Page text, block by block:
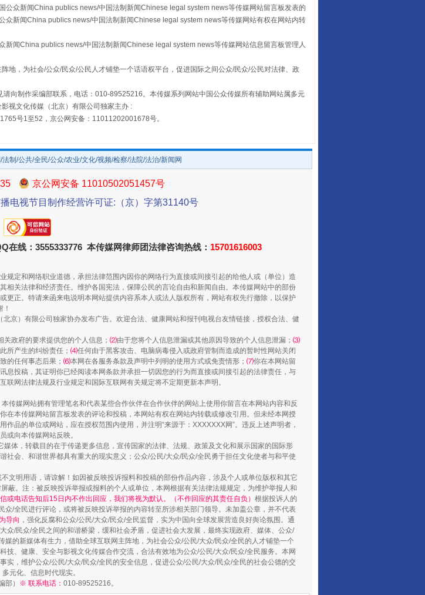
查同治破解风腐交织难题 养老服务师职业资格制度暂行规定
一颗心始终滚烫 还老百姓一个明白家底
伤亲情 巡回调解促和解.. 行业协会接连发公告
众新闻China publics news/中国法制新闻Chinese legal system news等传媒网站留言板发表的
新闻China publics news/中国法制新闻Chinese legal system news等传媒网站有权在网站内转
闻China publics news/中国法制新闻Chinese legal system news等传媒网站信息留言板管理人
地，为社会/公众/民众/公民人才铺垫一个话语权平台，促进国际之间公众/民众/公民对法律、政
向制作采编部联系，电话：010-89525216。本传媒系列网站中国公众传媒所有辅助网站属多元
视文化传媒（北京）有限公司独家主办 :
号1至52，京公网安备：11011202001678号。
/法制/公共/全民/公众/农业/文化/视频/检察/法院/法治/新闻网
京公网安备 11010502051457号
播电视节目制作经营许可证:（京）字第31140号
在线：3555333776 本传媒网律师团法律咨询热线： 15701616003
定和网络职业道德，承担法律范围内因你的网络行为直接或间接引起的给他人或（单位）造
相关法律和经济责任。维护各国宪法，保障公民的言论自由和新闻自由。本传媒网站中的部份
正。特请来函来电说明本网站提供内容系本人或法人版权所有，网站有权先行撤除，以保护
京）有限公司独家协办发布广告。欢迎合法、健康网站和报刊电视台友情链接，授权合法、健
关政府的要求提供您的个人信息； ⑵由于您将个人信息泄漏或其他原因导致的个人信息泄漏； ⑶
所产生的纠纷责任； ⑷任何由于黑客攻击、电脑病毒侵入或政府管制而造成的暂时性网站关闭
的任何事态后果； ⑹本网在各服务条款及声明中列明的使用方式或免责情形； ⑺你在本网站留
投稿，其证明你已经阅读本网条款并承担一切因您的行为而直接或间接引起的法律责任，与
网法律法规及行业规定和国际互联网有关规定将不定期更新本声明。
传媒网站拥有管理笔名和代表某些合作伙伴在合作伙伴的网站上使用你留言在本网站内容和反
在本传媒网站留言板发表的评论和投稿，本网站有权在网站内转载或修改引用。但未经本网授
品的单位或网站，应在授权范围内使用，并注明“来源于：XXXXXXX网”。违反上述声明者，
或向本传媒网站反映。
体，转载目的在于传递更多信息，宣传国家的法律、法规、政策及文化和展示国家的国际形
会、和谐世界都具有重大的现实意义；公众/公民/大众/民众/全民勇于担任文化使者与和平使
文明用语，请谅解！如因被反映投诉报料和投稿的部份作品内容，涉及个人或单位版权和其它
蔽。注：被反映投诉举报或报料的个人或单位，本网根据有关法律法规规定，为维护举报人和
或电话告知后15日内不作出回应，我们将视为默认。（不作回应的其责任自负） 根据投诉人的
/全民进行评论，或将被反映投诉举报的内容转至所涉相关部门领导。未加盖公章，并不代表
导向 ，强化反腐和公众/公民/大众/民众/全民监督，实为中国向全球发展营造良好舆论氛围。通
/民众/全民之间的和谐桥梁，缓和社会矛盾，促进社会大发展，最终实现政府、媒体、公众/
的新媒体有生力，借助全球互联网主阵地，为社会公众/公民/大众/民众/全民的人才铺垫一个
、健康、安全与影视文化传媒合作交流，合法有效地为公众/公民/大众/民众/全民服务。本网
，维护公众/公民/大众/民众/全民的安全信息，促进公众/公民/大众/民众/全民的社会公德的交
元化、信息时代现实。
部） ※ 联系电话： 010-89525216。